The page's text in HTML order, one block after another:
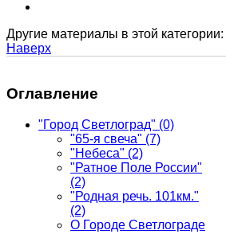
Другие материалы в этой категории:
Наверх
Оглавление
"Город Светлоград" (0)
"65-я свеча" (7)
"Небеса" (2)
"Ратное Поле России"
(2)
"Родная речь. 101км."
(2)
О Городе Светлограде